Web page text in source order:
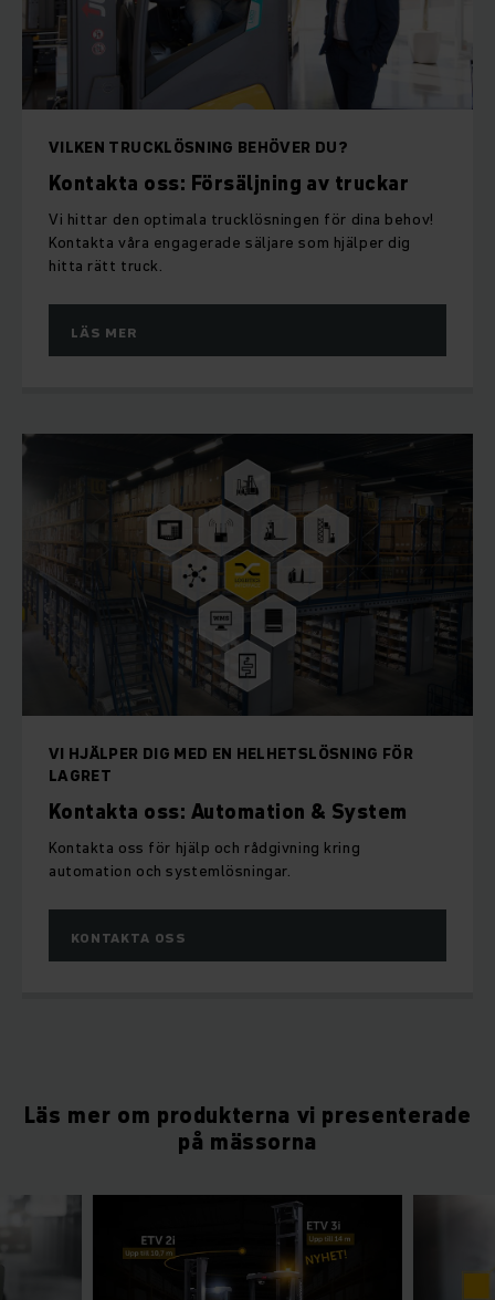
VILKEN TRUCKLÖSNING BEHÖVER DU?
Kontakta oss: Försäljning av truckar
Vi hittar den optimala trucklösningen för dina behov!
Kontakta våra engagerade säljare som hjälper dig
hitta rätt truck.
LÄS MER
VI HJÄLPER DIG MED EN HELHETSLÖSNING FÖR
LAGRET
Kontakta oss: Automation & System
Kontakta oss för hjälp och rådgivning kring
automation och systemlösningar.
KONTAKTA OSS
Läs mer om produkterna vi presenterade
på mässorna